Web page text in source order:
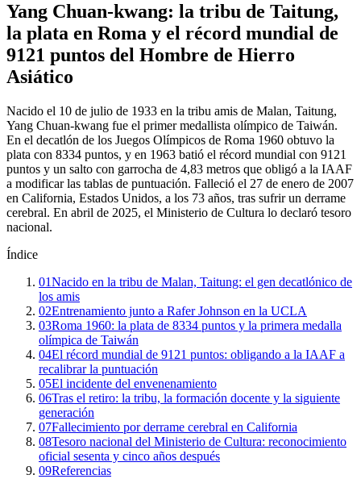
Yang Chuan-kwang: la tribu de Taitung,
la plata en Roma y el récord mundial de
9121 puntos del Hombre de Hierro
Asiático
Nacido el 10 de julio de 1933 en la tribu amis de Malan, Taitung,
Yang Chuan-kwang fue el primer medallista olímpico de Taiwán.
En el decatlón de los Juegos Olímpicos de Roma 1960 obtuvo la
plata con 8334 puntos, y en 1963 batió el récord mundial con 9121
puntos y un salto con garrocha de 4,83 metros que obligó a la IAAF
a modificar las tablas de puntuación. Falleció el 27 de enero de 2007
en California, Estados Unidos, a los 73 años, tras sufrir un derrame
cerebral. En abril de 2025, el Ministerio de Cultura lo declaró tesoro
nacional.
Índice
01Nacido en la tribu de Malan, Taitung: el gen decatlónico de
los amis
02Entrenamiento junto a Rafer Johnson en la UCLA
03Roma 1960: la plata de 8334 puntos y la primera medalla
olímpica de Taiwán
04El récord mundial de 9121 puntos: obligando a la IAAF a
recalibrar la puntuación
05El incidente del envenenamiento
06Tras el retiro: la tribu, la formación docente y la siguiente
generación
07Fallecimiento por derrame cerebral en California
08Tesoro nacional del Ministerio de Cultura: reconocimiento
oficial sesenta y cinco años después
09Referencias